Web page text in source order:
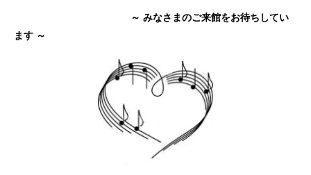
～ みなさまのご来館をお待ちしてい
ます ～